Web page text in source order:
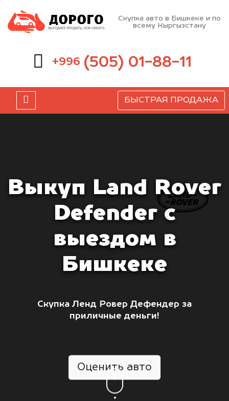
Скупка авто в Бишкеке и по
всему Кыргызстану
+996 (505) 01-88-11
БЫСТРАЯ ПРОДАЖА
Выкуп Land Rover
Defender с
выездом в
Бишкеке
Скупка Ленд Ровер Дефендер за
приличные деньги!
Оценить авто